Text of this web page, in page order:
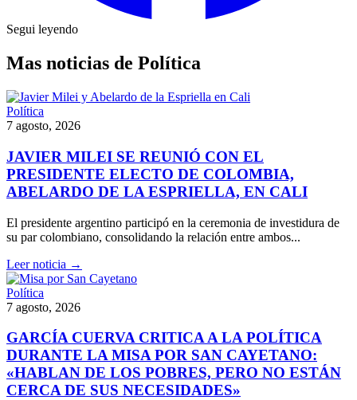
Segui leyendo
Mas noticias de Política
Política
7 agosto, 2026
JAVIER MILEI SE REUNIÓ CON EL
PRESIDENTE ELECTO DE COLOMBIA,
ABELARDO DE LA ESPRIELLA, EN CALI
El presidente argentino participó en la ceremonia de investidura de
su par colombiano, consolidando la relación entre ambos...
Leer noticia →
Política
7 agosto, 2026
GARCÍA CUERVA CRITICA A LA POLÍTICA
DURANTE LA MISA POR SAN CAYETANO:
«HABLAN DE LOS POBRES, PERO NO ESTÁN
CERCA DE SUS NECESIDADES»